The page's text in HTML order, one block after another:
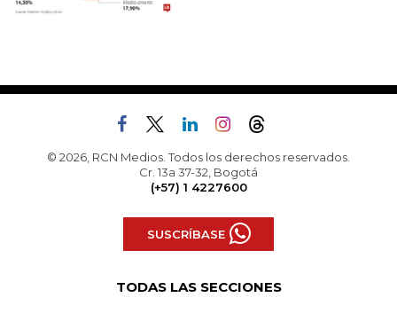
© 2026, RCN Medios. Todos los derechos reservados.
Cr. 13a 37-32, Bogotá
(+57) 1 4227600
SUSCRÍBASE
TODAS LAS SECCIONES